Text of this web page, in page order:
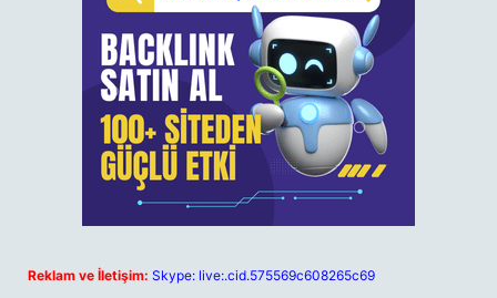
Reklam ve İletişim: Skype: live:.cid.575569c608265c69